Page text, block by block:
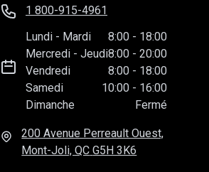
1 800-915-4961
Lundi - Mardi 8:00 - 18:00
Mercredi - Jeudi8:00 - 20:00
Vendredi
8:00 - 18:00
Samedi
10:00 - 16:00
Dimanche
Fermé
200 Avenue Perreault Ouest,
Mont-Joli, QC G5H 3K6